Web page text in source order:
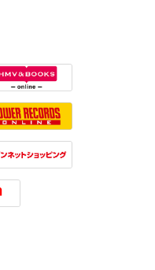
HMV
Records
7net